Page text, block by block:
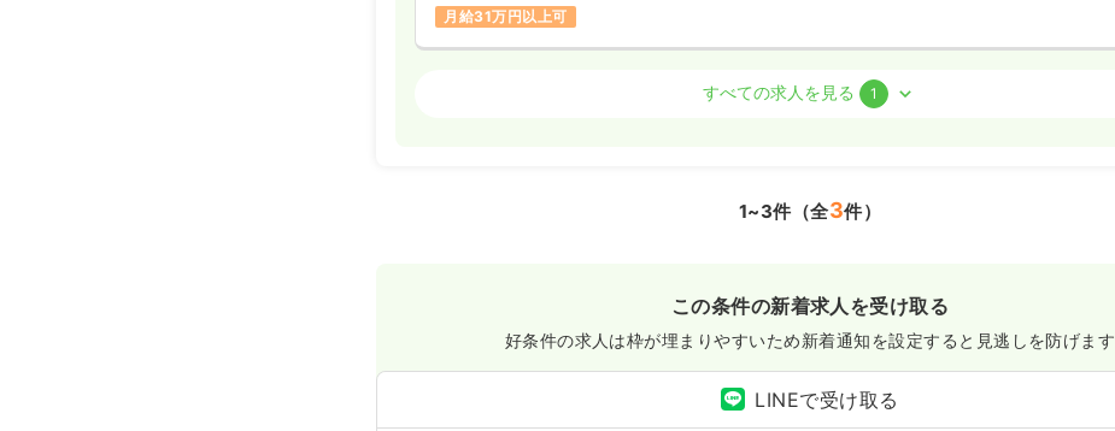
月給31万円以上可
すべての求人を見る 1
1~3件（全3件）
この条件の新着求人を受け取る
好条件の求人は枠が埋まりやすいため新着通知を設定すると見逃しを防げます
LINEで受け取る